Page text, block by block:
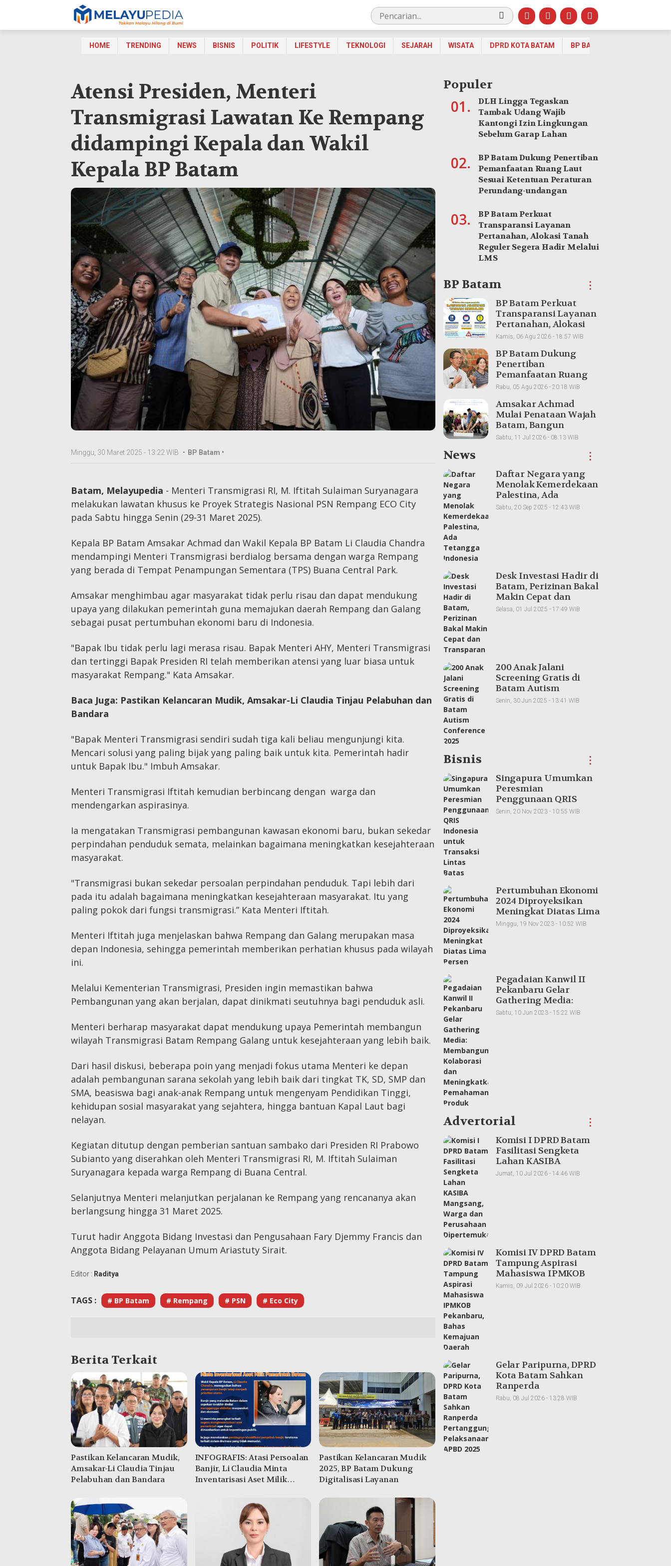
HOME TRENDING NEWS BISNIS POLITIK LIFESTYLE TEKNOLOGI SEJARAH WISATA DPRD KOTA BATAM BP BATAM
Atensi Presiden, Menteri
Transmigrasi Lawatan Ke Rempang
didampingi Kepala dan Wakil
Kepala BP Batam
Minggu, 30 Maret 2025 - 13:22 WIB • BP Batam •
Batam, Melayupedia - Menteri Transmigrasi RI, M. Iftitah Sulaiman Suryanagara
melakukan lawatan khusus ke Proyek Strategis Nasional PSN Rempang ECO City
pada Sabtu hingga Senin (29-31 Maret 2025).
Kepala BP Batam Amsakar Achmad dan Wakil Kepala BP Batam Li Claudia Chandra
mendampingi Menteri Transmigrasi berdialog bersama dengan warga Rempang
yang berada di Tempat Penampungan Sementara (TPS) Buana Central Park.
Amsakar menghimbau agar masyarakat tidak perlu risau dan dapat mendukung
upaya yang dilakukan pemerintah guna memajukan daerah Rempang dan Galang
sebagai pusat pertumbuhan ekonomi baru di Indonesia.
"Bapak Ibu tidak perlu lagi merasa risau. Bapak Menteri AHY, Menteri Transmigrasi
dan tertinggi Bapak Presiden RI telah memberikan atensi yang luar biasa untuk
masyarakat Rempang." Kata Amsakar.
Baca Juga: Pastikan Kelancaran Mudik, Amsakar-Li Claudia Tinjau Pelabuhan dan
Bandara
"Bapak Menteri Transmigrasi sendiri sudah tiga kali beliau mengunjungi kita.
Mencari solusi yang paling bijak yang paling baik untuk kita. Pemerintah hadir
untuk Bapak Ibu." Imbuh Amsakar.
Menteri Transmigrasi Iftitah kemudian berbincang dengan warga dan
mendengarkan aspirasinya.
Ia mengatakan Transmigrasi pembangunan kawasan ekonomi baru, bukan sekedar
perpindahan penduduk semata, melainkan bagaimana meningkatkan kesejahteraan
masyarakat.
"Transmigrasi bukan sekedar persoalan perpindahan penduduk. Tapi lebih dari
pada itu adalah bagaimana meningkatkan kesejahteraan masyarakat. Itu yang
paling pokok dari fungsi transmigrasi.” Kata Menteri Iftitah.
Menteri Iftitah juga menjelaskan bahwa Rempang dan Galang merupakan masa
depan Indonesia, sehingga pemerintah memberikan perhatian khusus pada wilayah
ini.
Melalui Kementerian Transmigrasi, Presiden ingin memastikan bahwa
Pembangunan yang akan berjalan, dapat dinikmati seutuhnya bagi penduduk asli.
Menteri berharap masyarakat dapat mendukung upaya Pemerintah membangun
wilayah Transmigrasi Batam Rempang Galang untuk kesejahteraan yang lebih baik.
Dari hasil diskusi, beberapa poin yang menjadi fokus utama Menteri ke depan
adalah pembangunan sarana sekolah yang lebih baik dari tingkat TK, SD, SMP dan
SMA, beasiswa bagi anak-anak Rempang untuk mengenyam Pendidikan Tinggi,
kehidupan sosial masyarakat yang sejahtera, hingga bantuan Kapal Laut bagi
nelayan.
Kegiatan ditutup dengan pemberian santuan sambako dari Presiden RI Prabowo
Subianto yang diserahkan oleh Menteri Transmigrasi RI, M. Iftitah Sulaiman
Suryanagara kepada warga Rempang di Buana Central.
Selanjutnya Menteri melanjutkan perjalanan ke Rempang yang rencananya akan
berlangsung hingga 31 Maret 2025.
Turut hadir Anggota Bidang Investasi dan Pengusahaan Fary Djemmy Francis dan
Anggota Bidang Pelayanan Umum Ariastuty Sirait.
Editor : Raditya
TAGS : # BP Batam # Rempang # PSN # Eco City
Berita Terkait
Pastikan Kelancaran Mudik,
Amsakar-Li Claudia Tinjau
Pelabuhan dan Bandara
INFOGRAFIS: Atasi Persoalan
Banjir, Li Claudia Minta
Inventarisasi Aset Milik
Pastikan Kelancaran Mudik
2025, BP Batam Dukung
Digitalisasi Layanan
Populer
01.
DLH Lingga Tegaskan
Tambak Udang Wajib
Kantongi Izin Lingkungan
Sebelum Garap Lahan
02.
BP Batam Dukung Penertiban
Pemanfaatan Ruang Laut
Sesuai Ketentuan Peraturan
Perundang-undangan
03.
BP Batam Perkuat
Transparansi Layanan
Pertanahan, Alokasi Tanah
Reguler Segera Hadir Melalui
LMS
BP Batam ⋮
BP Batam Perkuat
Transparansi Layanan
Pertanahan, Alokasi
Tanah Reguler Segera
Kamis, 06 Agu 2026 - 18:57 WIB
BP Batam Dukung
Penertiban
Pemanfaatan Ruang
Laut Sesuai Ketentuan
undangan
Rabu, 05 Agu 2026 - 20:18 WIB
Amsakar Achmad
Mulai Penataan Wajah
Batam, Bangun
Bundaran Raja Ali
Sabtu, 11 Jul 2026 - 08:13 WIB
News ⋮
Daftar Negara yang
Menolak Kemerdekaan
Palestina, Ada
Tetangga Indonesia
Sabtu, 20 Sep 2025 - 12:43 WIB
Desk Investasi Hadir di
Batam, Perizinan Bakal
Makin Cepat dan
Transparan
Selasa, 01 Jul 2025 - 17:49 WIB
200 Anak Jalani
Screening Gratis di
Batam Autism
Conference 2025
Senin, 30 Jun 2025 - 13:41 WIB
Bisnis ⋮
Singapura Umumkan
Peresmian
Penggunaan QRIS
Indonesia untuk
Senin, 20 Nov 2023 - 10:55 WIB
Pertumbuhan Ekonomi
2024 Diproyeksikan
Meningkat Diatas Lima
Persen
Minggu, 19 Nov 2023 - 10:52 WIB
Pegadaian Kanwil II
Pekanbaru Gelar
Gathering Media:
Membangun
Sabtu, 10 Jun 2023 - 15:22 WIB
Advertorial ⋮
Komisi I DPRD Batam
Fasilitasi Sengketa
Lahan KASIBA
Mangsang, Warga dan
Jumat, 10 Jul 2026 - 14:46 WIB
Komisi IV DPRD Batam
Tampung Aspirasi
Mahasiswa IPMKOB
Pekanbaru, Bahas
Kamis, 09 Jul 2026 - 10:20 WIB
Gelar Paripurna, DPRD
Kota Batam Sahkan
Ranperda
Pertanggungjawaban
Rabu, 08 Jul 2026 - 13:28 WIB